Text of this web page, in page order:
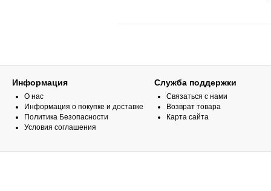
Информация
О нас
Информация о покупке и доставке
Политика Безопасности
Условия соглашения
Служба поддержки
Связаться с нами
Возврат товара
Карта сайта